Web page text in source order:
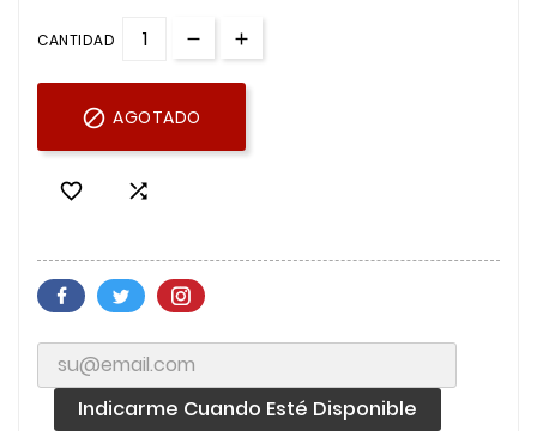
CANTIDAD
 AGOTADO
 
Indicarme Cuando Esté Disponible